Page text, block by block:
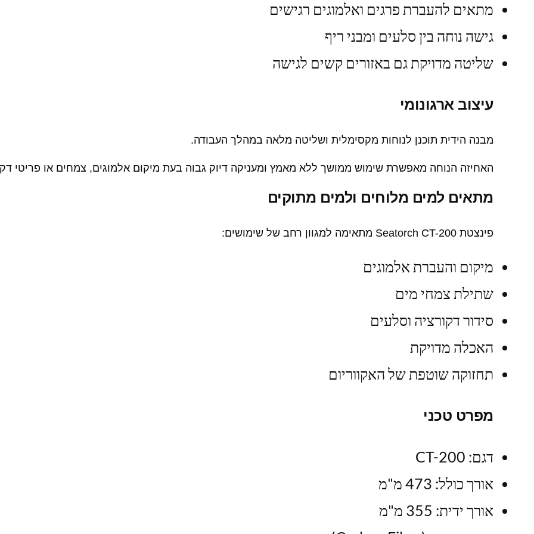
מתאים להעברת פרגים ואלמוגים רגישים
גישה נוחה בין סלעים ומבני ריף
שליטה מדויקת גם באזורים קשים לגישה
עיצוב ארגונומי
מבנה הידית תוכנן לנוחות מקסימלית ושליטה מלאה במהלך העבודה.
האחיזה הנוחה מאפשרת שימוש ממושך ללא מאמץ ומעניקה דיוק גבוה בעת מיקום אלמוגים, צמחים או פריטי
מתאים למים מלוחים ולמים מתוקים
פינצטת Seatorch CT-200 מתאימה למגוון רחב של שימושים:
מיקום והעברת אלמוגים
שתילת צמחי מים
סידור דקורציה וסלעים
האכלה מדויקת
תחזוקה שוטפת של האקווריום
מפרט טכני
דגם: CT-200
אורך כולל: 473 מ"מ
אורך ידית: 355 מ"מ